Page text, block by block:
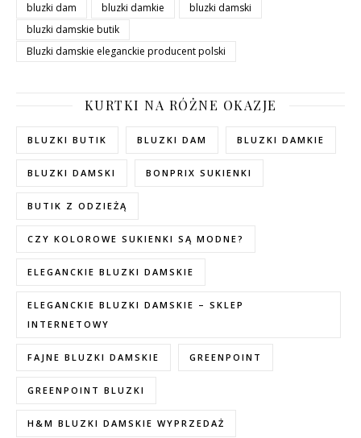
bluzki dam bluzki damkie
bluzki damski
bluzki damskie butik
Bluzki damskie eleganckie producent polski
KURTKI NA RÓŻNE OKAZJE
BLUZKI BUTIK BLUZKI DAM BLUZKI DAMKIE
BLUZKI DAMSKI BONPRIX SUKIENKI
BUTIK Z ODZIEŻĄ
CZY KOLOROWE SUKIENKI SĄ MODNE?
ELEGANCKIE BLUZKI DAMSKIE
ELEGANCKIE BLUZKI DAMSKIE – SKLEP
INTERNETOWY
FAJNE BLUZKI DAMSKIE GREENPOINT
GREENPOINT BLUZKI
H&M BLUZKI DAMSKIE WYPRZEDAŻ